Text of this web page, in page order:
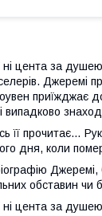
цента за
приїжджає
випадково
її прочитає…
дня, коли
обставин чи
цента за